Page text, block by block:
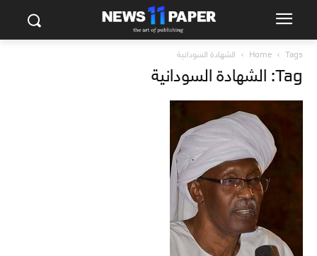
Home Tags الشهادة السودانية
Tag: الشهادة السودانية